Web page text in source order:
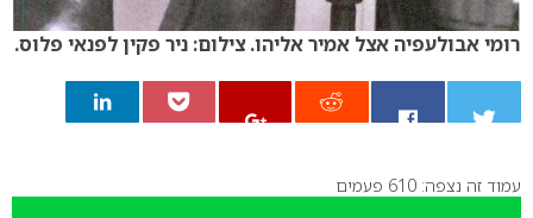
רומי אבולעפיה אצל אמיר אליהו. צילום: ניר פקין לפנאי פלוס.
0
עמוד זה נצפה: 610 פעמים